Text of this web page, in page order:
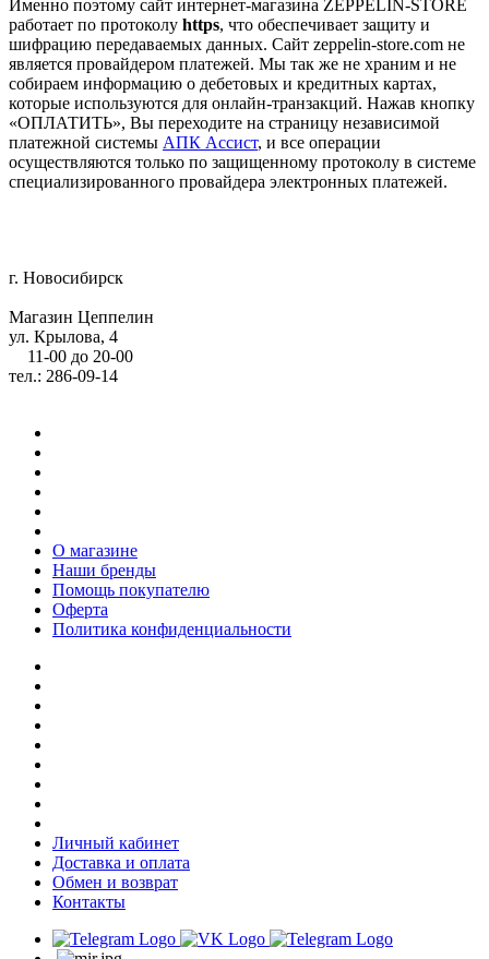
Именно поэтому сайт интернет-магазина ZEPPELIN-STORE
работает по протоколу https, что обеспечивает защиту и
шифрацию передаваемых данных. Сайт zeppelin-store.com не
является провайдером платежей. Мы так же не храним и не
собираем информацию о дебетовых и кредитных картах,
которые используются для онлайн-транзакций. Нажав кнопку
«ОПЛАТИТЬ», Вы переходите на страницу независимой
платежной системы АПК Ассист, и все операции
осуществляются только по защищенному протоколу в системе
специализированного провайдера электронных платежей.
г. Новосибирск
Магазин Цеппелин
ул. Крылова, 4
11-00 до 20-00
тел.: 286-09-14
О магазине
Наши бренды
Помощь покупателю
Оферта
Политика конфиденциальности
Личный кабинет
Доставка и оплата
Обмен и возврат
Контакты